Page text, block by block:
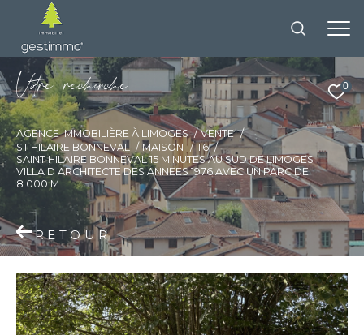
0
Vore recece
AGENCE IMMOBILIÈRE À LIMOGES
VENTE
ST HILAIRE BONNEVAL
MAISON
T6
SAINT HILAIRE BONNEVAL 15 MINUTES AU SUD DE LIMOGES
VILLA D ARCHITECTE DES ANNEES 1976 AVEC UN PARC DE
8 000 M
RETOUR